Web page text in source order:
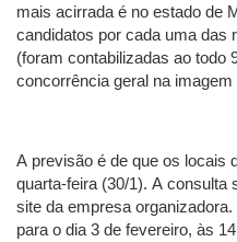
mais acirrada é no estado de
candidatos por cada uma das
(foram contabilizadas ao todo
concorrência geral na imagem
A previsão é de que os locais
quarta-feira (30/1). A consulta
site da empresa
para o dia 3 de fevereiro, às